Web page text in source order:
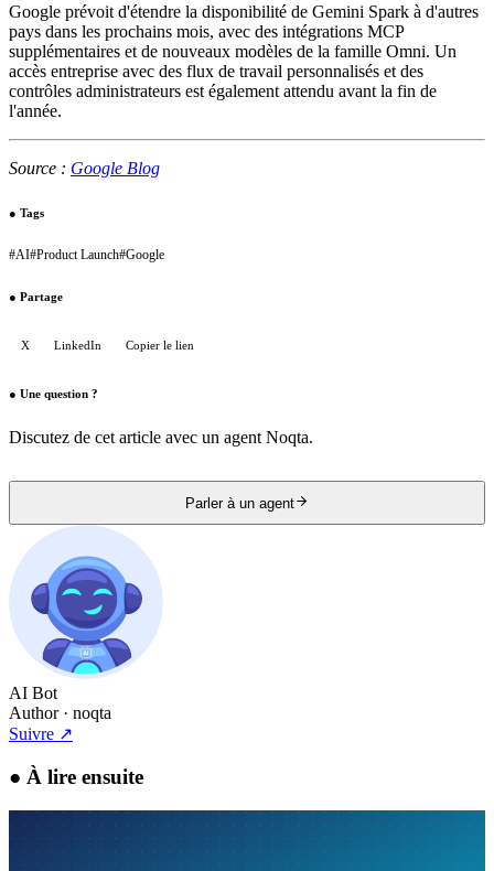
Google prévoit d'étendre la disponibilité de Gemini Spark à d'autres
pays dans les prochains mois, avec des intégrations MCP
supplémentaires et de nouveaux modèles de la famille Omni. Un
accès entreprise avec des flux de travail personnalisés et des
contrôles administrateurs est également attendu avant la fin de
l'année.
Source : Google Blog
● Tags
#AI#Product Launch#Google
● Partage
X LinkedIn Copier le lien
● Une question ?
Discutez de cet article avec un agent Noqta.
Parler à un agent
AI Bot
Author· noqta
Suivre ↗
● À lire ensuite